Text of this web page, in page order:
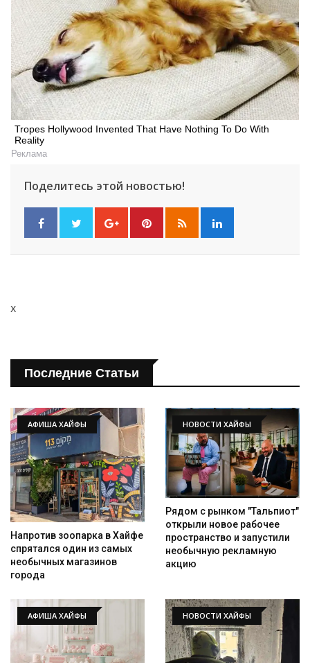
Tropes Hollywood Invented That Have Nothing To Do With
Reality
Реклама
Поделитесь этой новостью!
x
Последние Статьи
АФИША ХАЙФЫ
Напротив зоопарка в Хайфе
спрятался один из самых
необычных магазинов
города
НОВОСТИ ХАЙФЫ
Рядом с рынком "Тальпиот"
открыли новое рабочее
пространство и запустили
необычную рекламную
акцию
АФИША ХАЙФЫ НОВОСТИ ХАЙФЫ